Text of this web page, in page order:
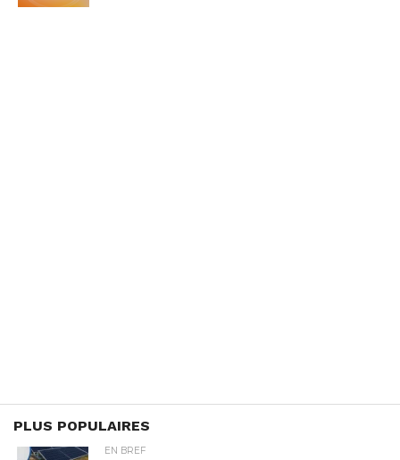
PLUS POPULAIRES
EN BREF